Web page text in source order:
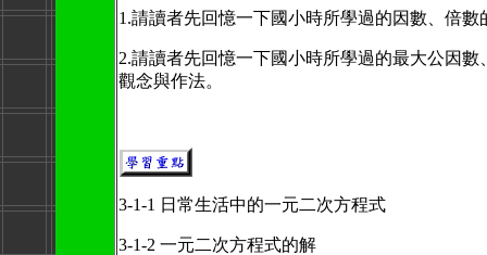
1.請讀者先回憶一下國小時所學過的因數、倍數
2.請讀者先回憶一下國小時所學過的最大公因數
觀念與作法。
3-1-1 日常生活中的一元二次方程式
3-1-2 一元二次方程式的解